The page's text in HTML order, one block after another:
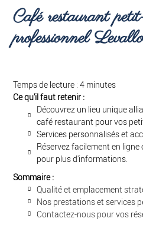
Café restaurant
professionnel
Temps de lecture : 4 minutes
Ce qu'il faut retenir :
Découvrez un lieu unique
café restaurant pour vos
Services personnalisés et
Réservez facilement en
pour plus d'informations.
Sommaire :
Qualité et emplacement
Nos prestations et services
Contactez-nous pour vos